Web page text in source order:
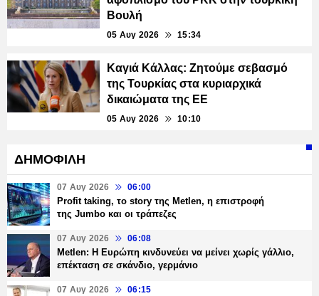
Βουλή
05 Αυγ 2026 15:34
Καγιά Κάλλας: Ζητούμε σεβασμό
της Τουρκίας στα κυριαρχικά
δικαιώματα της ΕΕ
05 Αυγ 2026 10:10
ΔΗΜΟΦΙΛΗ
07 Αυγ 2026 06:00
Profit taking, το story της Metlen, η επιστροφή
της Jumbo και οι τράπεζες
07 Αυγ 2026 06:08
Metlen: Η Ευρώπη κινδυνεύει να μείνει χωρίς γάλλιο,
επέκταση σε σκάνδιο, γερμάνιο
07 Αυγ 2026 06:15